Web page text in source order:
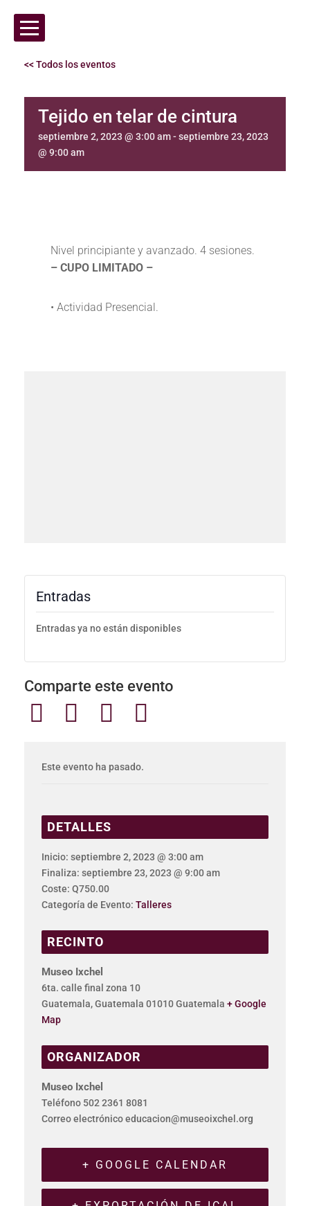
<< Todos los eventos
Tejido en telar de cintura
septiembre 2, 2023 @ 3:00 am-septiembre 23, 2023
@ 9:00 am
Nivel principiante y avanzado. 4 sesiones.
– CUPO LIMITADO –
• Actividad Presencial.
Entradas
Entradas ya no están disponibles
Comparte este evento
Este evento ha pasado.
DETALLES
Inicio: septiembre 2, 2023 @ 3:00 am
Finaliza: septiembre 23, 2023 @ 9:00 am
Coste: Q750.00
Categoría de Evento: Talleres
RECINTO
Museo Ixchel
6ta. calle final zona 10
Guatemala,Guatemala 01010Guatemala + Google
Map
ORGANIZADOR
Museo Ixchel
Teléfono 502 2361 8081
Correo electrónicoeducacion@museoixchel.org
+ GOOGLE CALENDAR